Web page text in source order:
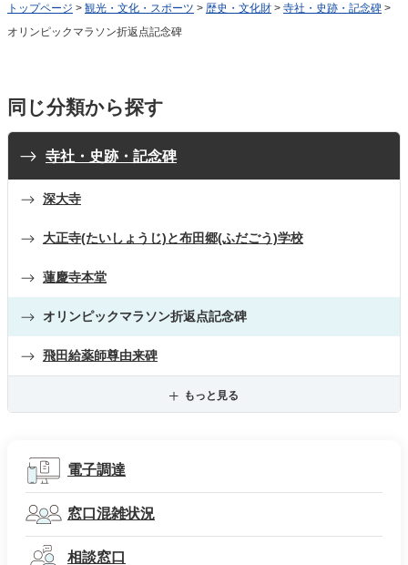
トップページ > 観光・文化・スポーツ > 歴史・文化財 > 寺社・史跡・記念碑 >
オリンピックマラソン折返点記念碑
同じ分類から探す
寺社・史跡・記念碑
深大寺
大正寺(たいしょうじ)と布田郷(ふだごう)学校
蓮慶寺本堂
オリンピックマラソン折返点記念碑
飛田給薬師尊由来碑
もっと見る
電子調達
窓口混雑状況
相談窓口